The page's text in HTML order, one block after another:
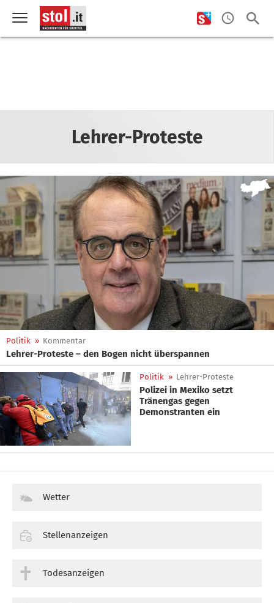
Lehrer-Proteste
Politik » Kommentar
Lehrer-Proteste – den Bogen nicht überspannen
Politik » Lehrer-Proteste
Polizei in Mexiko setzt
Tränengas gegen
Demonstranten ein
Wetter
Stellenanzeigen
Todesanzeigen